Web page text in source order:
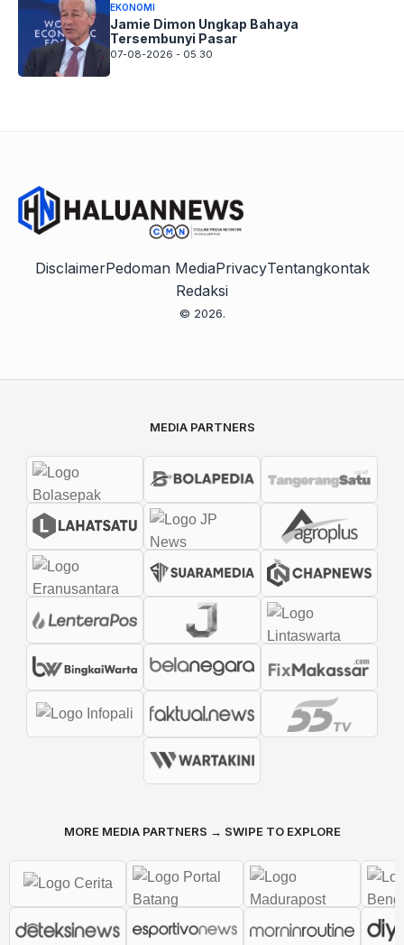
EKONOMI
Jamie Dimon Ungkap Bahaya
Tersembunyi Pasar
07-08-2026 - 05.30
DisclaimerPedoman MediaPrivacyTentangkontak
Redaksi
© 2026.
MEDIA PARTNERS
MORE MEDIA PARTNERS → SWIPE TO EXPLORE